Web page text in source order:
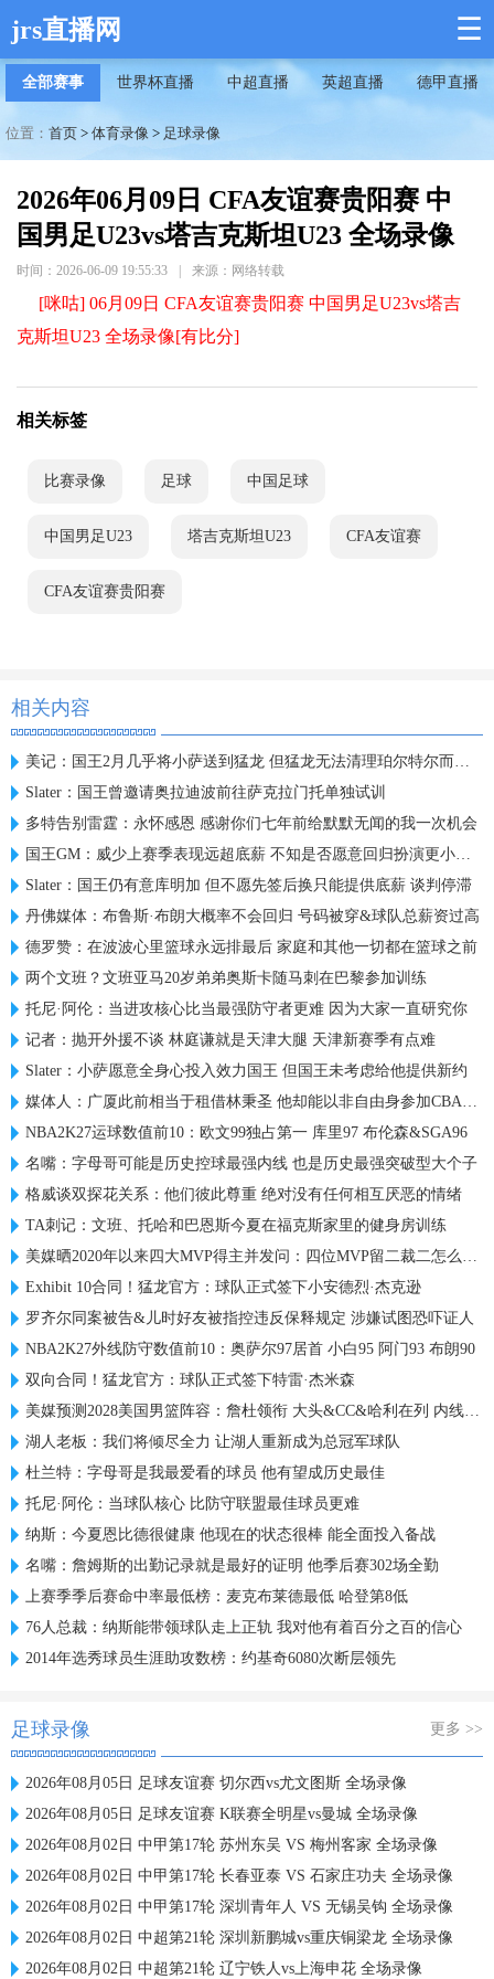
jrs直播网 ☰
全部赛事 世界杯直播 中超直播 英超直播 德甲直播
位置： 首页 > 体育录像 > 足球录像
2026年06月09日 CFA友谊赛贵阳赛 中
国男足U23vs塔吉克斯坦U23 全场录像
时间：2026-06-09 19:55:33 来源：网络转载
[咪咕] 06月09日 CFA友谊赛贵阳赛 中国男足U23vs塔吉
克斯坦U23 全场录像[有比分]
相关标签
比赛录像 足球 中国足球
中国男足U23 塔吉克斯坦U23 CFA友谊赛
CFA友谊赛贵阳赛
相关内容
美记：国王2月几乎将小萨送到猛龙 但猛龙无法清理珀尔特尔而告吹
Slater：国王曾邀请奥拉迪波前往萨克拉门托单独试训
多特告别雷霆：永怀感恩 感谢你们七年前给默默无闻的我一次机会
国王GM：威少上赛季表现远超底薪 不知是否愿意回归扮演更小角色
Slater：国王仍有意库明加 但不愿先签后换只能提供底薪 谈判停滞
丹佛媒体：布鲁斯·布朗大概率不会回归 号码被穿&球队总薪资过高
德罗赞：在波波心里篮球永远排最后 家庭和其他一切都在篮球之前
两个文班？文班亚马20岁弟弟奥斯卡随马刺在巴黎参加训练
托尼·阿伦：当进攻核心比当最强防守者更难 因为大家一直研究你
记者：抛开外援不谈 林庭谦就是天津大腿 天津新赛季有点难
Slater：小萨愿意全身心投入效力国王 但国王未考虑给他提供新约
媒体人：广厦此前相当于租借林秉圣 他却能以非自由身参加CBA选秀
NBA2K27运球数值前10：欧文99独占第一 库里97 布伦森&SGA96
名嘴：字母哥可能是历史控球最强内线 也是历史最强突破型大个子
格威谈双探花关系：他们彼此尊重 绝对没有任何相互厌恶的情绪
TA刺记：文班、托哈和巴恩斯今夏在福克斯家里的健身房训练
美媒晒2020年以来四大MVP得主并发问：四位MVP留二裁二怎么选？
Exhibit 10合同！猛龙官方：球队正式签下小安德烈·杰克逊
罗齐尔同案被告&儿时好友被指控违反保释规定 涉嫌试图恐吓证人
NBA2K27外线防守数值前10：奥萨尔97居首 小白95 阿门93 布朗90
双向合同！猛龙官方：球队正式签下特雷·杰米森
美媒预测2028美国男篮阵容：詹杜领衔 大头&CC&哈利在列 内线热巴
湖人老板：我们将倾尽全力 让湖人重新成为总冠军球队
杜兰特：字母哥是我最爱看的球员 他有望成历史最佳
托尼·阿伦：当球队核心 比防守联盟最佳球员更难
纳斯：今夏恩比德很健康 他现在的状态很棒 能全面投入备战
名嘴：詹姆斯的出勤记录就是最好的证明 他季后赛302场全勤
上赛季季后赛命中率最低榜：麦克布莱德最低 哈登第8低
76人总裁：纳斯能带领球队走上正轨 我对他有着百分之百的信心
2014年选秀球员生涯助攻数榜：约基奇6080次断层领先
足球录像 更多 >>
2026年08月05日 足球友谊赛 切尔西vs尤文图斯 全场录像
2026年08月05日 足球友谊赛 K联赛全明星vs曼城 全场录像
2026年08月02日 中甲第17轮 苏州东吴 VS 梅州客家 全场录像
2026年08月02日 中甲第17轮 长春亚泰 VS 石家庄功夫 全场录像
2026年08月02日 中甲第17轮 深圳青年人 VS 无锡吴钩 全场录像
2026年08月02日 中超第21轮 深圳新鹏城vs重庆铜梁龙 全场录像
2026年08月02日 中超第21轮 辽宁铁人vs上海申花 全场录像